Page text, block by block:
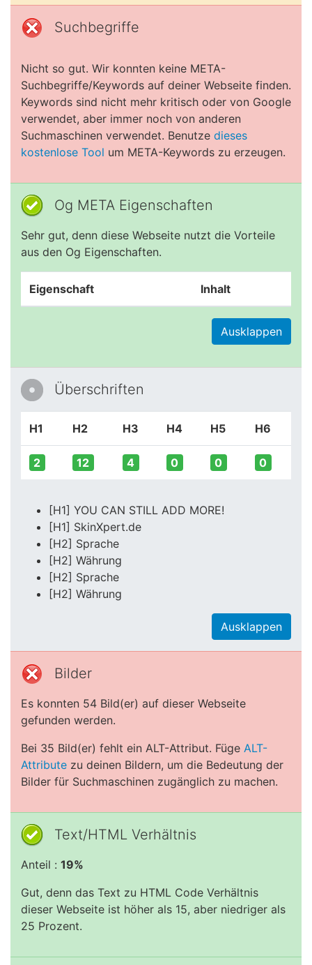
Suchbegriffe
Nicht so gut. Wir konnten keine META-
Suchbegriffe/Keywords auf deiner Webseite finden.
Keywords sind nicht mehr kritisch oder von Google
verwendet, aber immer noch von anderen
Suchmaschinen verwendet. Benutze dieses
kostenlose Tool um META-Keywords zu erzeugen.
Og META Eigenschaften
Sehr gut, denn diese Webseite nutzt die Vorteile
aus den Og Eigenschaften.
Eigenschaft Inhalt
Ausklappen
Überschriften
H1 H2 H3 H4 H5 H6
2 12 4 0 0 0
[H1] YOU CAN STILL ADD MORE!
[H1] SkinXpert.de
[H2] Sprache
[H2] Währung
[H2] Sprache
[H2] Währung
Ausklappen
Bilder
Es konnten 54 Bild(er) auf dieser Webseite
gefunden werden.
Bei 35 Bild(er) fehlt ein ALT-Attribut. Füge ALT-
Attribute zu deinen Bildern, um die Bedeutung der
Bilder für Suchmaschinen zugänglich zu machen.
Text/HTML Verhältnis
Anteil : 19%
Gut, denn das Text zu HTML Code Verhältnis
dieser Webseite ist höher als 15, aber niedriger als
25 Prozent.